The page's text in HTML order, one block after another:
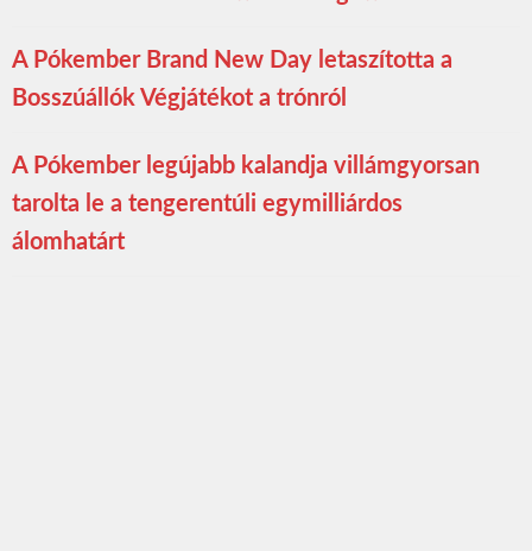
A Pókember Brand New Day letaszította a
Bosszúállók Végjátékot a trónról
A Pókember legújabb kalandja villámgyorsan
tarolta le a tengerentúli egymilliárdos
álomhatárt